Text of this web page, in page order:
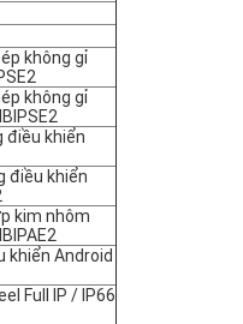
không gỉ
không gỉ
điều khiển
điều khiển
kim nhôm
khiển Android
Full IP / IP66